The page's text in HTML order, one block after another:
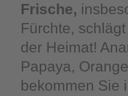
Frische,
Fürchte,
der Heimat!
Papaya,
bekommen Sie